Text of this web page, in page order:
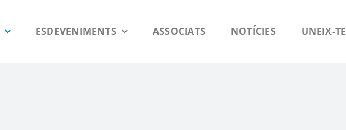
ESDEVENIMENTS ASSOCIATS NOTÍCIES UNEIX-TE